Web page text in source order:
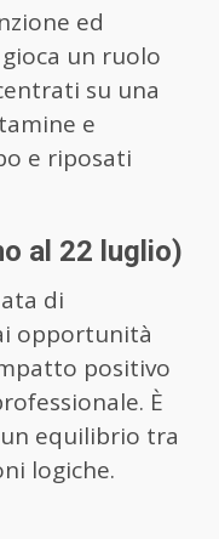
ed
un ruolo
su una
e
e riposati
al 22 luglio)
di
opportunità
positivo
È
equilibrio tra
logiche.